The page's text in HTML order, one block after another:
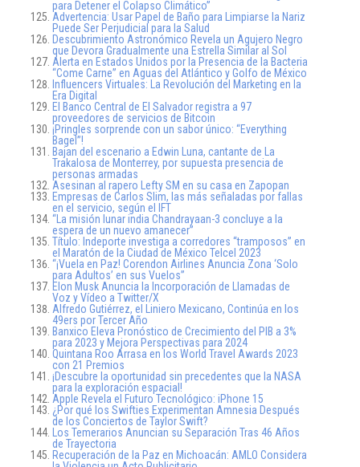
para Detener el Colapso Climático”
Advertencia: Usar Papel de Baño para Limpiarse la Nariz
Puede Ser Perjudicial para la Salud
Descubrimiento Astronómico Revela un Agujero Negro
que Devora Gradualmente una Estrella Similar al Sol
Alerta en Estados Unidos por la Presencia de la Bacteria
“Come Carne” en Aguas del Atlántico y Golfo de México
Influencers Virtuales: La Revolución del Marketing en la
Era Digital
El Banco Central de El Salvador registra a 97
proveedores de servicios de Bitcoin
¡Pringles sorprende con un sabor único: “Everything
Bagel”!
Bajan del escenario a Edwin Luna, cantante de La
Trakalosa de Monterrey, por supuesta presencia de
personas armadas
Asesinan al rapero Lefty SM en su casa en Zapopan
Empresas de Carlos Slim, las más señaladas por fallas
en el servicio, según el IFT
“La misión lunar india Chandrayaan-3 concluye a la
espera de un nuevo amanecer”
Título: Indeporte investiga a corredores “tramposos” en
el Maratón de la Ciudad de México Telcel 2023
“¡Vuela en Paz! Corendon Airlines Anuncia Zona ‘Solo
para Adultos’ en sus Vuelos”
Elon Musk Anuncia la Incorporación de Llamadas de
Voz y Vídeo a Twitter/X
Alfredo Gutiérrez, el Liniero Mexicano, Continúa en los
49ers por Tercer Año
Banxico Eleva Pronóstico de Crecimiento del PIB a 3%
para 2023 y Mejora Perspectivas para 2024
Quintana Roo Arrasa en los World Travel Awards 2023
con 21 Premios
¡Descubre la oportunidad sin precedentes que la NASA
para la exploración espacial!
Apple Revela el Futuro Tecnológico: iPhone 15
¿Por qué los Swifties Experimentan Amnesia Después
de los Conciertos de Taylor Swift?
Los Temerarios Anuncian su Separación Tras 46 Años
de Trayectoria
Recuperación de la Paz en Michoacán: AMLO Considera